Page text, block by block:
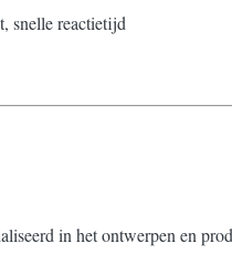
snelle reactietijd
in het ontwerpen en